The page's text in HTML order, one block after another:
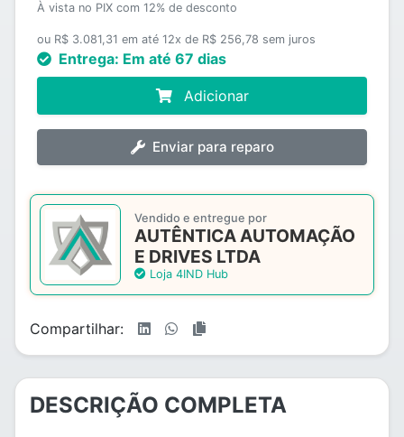
À vista no PIX com 12% de desconto
ou R$ 3.081,31 em até 12x de R$ 256,78 sem juros
Entrega: Em até 67 dias
Adicionar
Enviar para reparo
Vendido e entregue por
AUTÊNTICA AUTOMAÇÃO
E DRIVES LTDA
Loja 4IND Hub
Compartilhar:
DESCRIÇÃO COMPLETA